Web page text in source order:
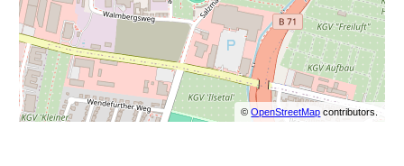
©OpenStreetMap contributors.